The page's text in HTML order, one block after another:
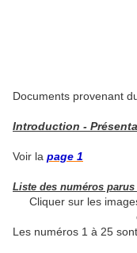
Documents provenant
Introduction -
Voir la page 1
Liste des numéros
Cliquer sur les
Les numéros 1 à 25